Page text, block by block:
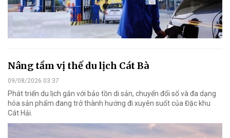
Nâng tầm vị thế du lịch Cát Bà
09/08/2026 03:37
Phát triển du lịch gắn với bảo tồn di sản, chuyển đổi số và đa dạng
hóa sản phẩm đang trở thành hướng đi xuyên suốt của Đặc khu
Cát Hải.